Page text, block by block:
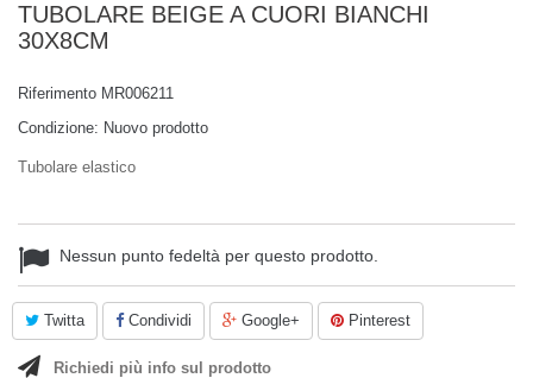
TUBOLARE BEIGE A CUORI BIANCHI
30X8CM
Riferimento MR006211
Condizione: Nuovo prodotto
Tubolare elastico
Nessun punto fedeltà per questo prodotto.
Twitta Condividi Google+ Pinterest
Richiedi più info sul prodotto